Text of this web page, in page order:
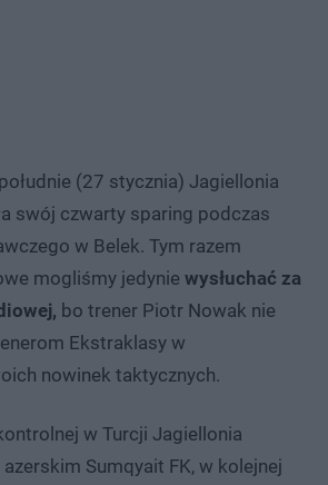
(27 stycznia) Jagiellonia
swój czwarty sparing podczas
w Belek. Tym razem
mogliśmy jedynie wysłuchać za
bo trener Piotr Nowak nie
Ekstraklasy w
nowinek taktycznych.
w Turcji Jagiellonia
Sumqyait FK, w kolejnej